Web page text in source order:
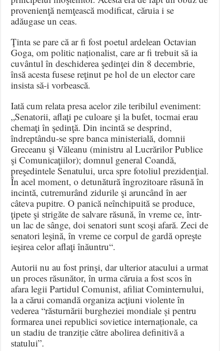
provenienţă nemţească modificat, căruia i se
adăugase un ceas.
Ţinta se pare că ar fi fost poetul ardelean Octavian
Goga, om politic naționalist, care ar fi trebuit să ia
cuvântul în deschiderea şedinţei din 8 decembrie,
însă acesta fusese reţinut pe hol de un elector care
insista să-i vorbească.
Iată cum relata presa acelor zile teribilul eveniment:
„Senatorii, aflaţi pe culoare şi la bufet, tocmai erau
chemaţi în şedinţă. Din incintă se desprind,
îndreptându-se spre banca ministerială, domnii
Greceanu şi Văleanu (ministru al Lucrărilor Publice
şi Comunicaţiilor); domnul general Coandă,
preşedintele Senatului, urca spre fotoliul prezidenţial.
În acel moment, o detunătură îngrozitoare răsună în
incintă, cutremurând zidurile şi aruncând în aer
câteva pupitre. O panică neînchipuită se produce,
ţipete şi strigăte de salvare răsună, în vreme ce, într-
un lac de sânge, doi senatori sunt scoşi afară. Zeci de
senatori leşină, în vreme ce corpul de gardă opreşte
ieşirea celor aflaţi înăuntru“.
Autorii nu au fost prinşi, dar ulterior atacului a urmat
un proces răsunător, în urma căruia a fost scos în
afara legii Partidul Comunist, afiliat Cominternului,
la a cărui comandă organiza acţiuni violente în
vederea “răsturnării burgheziei mondiale și pentru
formarea unei republici sovietice internaționale, ca
un stadiu de tranziție către abolirea definitivă a
statului”.